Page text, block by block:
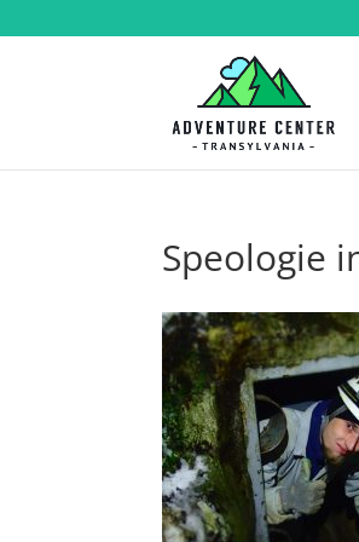
Speologie